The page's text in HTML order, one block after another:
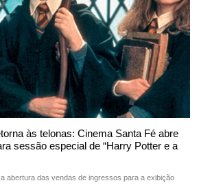
às telonas: Cinema Santa Fé abre
sessão especial de “Harry Potter e a
abertura das vendas de ingressos para a exibição